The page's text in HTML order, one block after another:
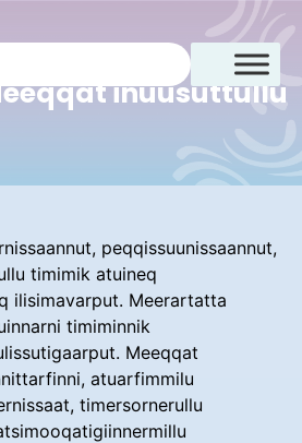
inuusuttullu
peqqissuunissaannut,
timimik atuineq
ilisimavarput. Meerartatta
timiminnik
Meeqqat
atuarfimmilu
timersornerullu